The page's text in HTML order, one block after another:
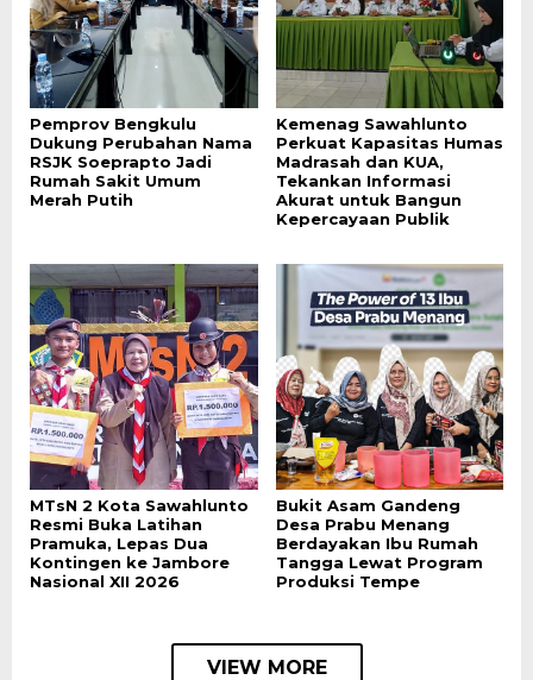
Pemprov Bengkulu
Dukung Perubahan Nama
RSJK Soeprapto Jadi
Rumah Sakit Umum
Merah Putih
Kemenag Sawahlunto
Perkuat Kapasitas Humas
Madrasah dan KUA,
Tekankan Informasi
Akurat untuk Bangun
Kepercayaan Publik
MTsN 2 Kota Sawahlunto
Resmi Buka Latihan
Pramuka, Lepas Dua
Kontingen ke Jambore
Nasional XII 2026
Bukit Asam Gandeng
Desa Prabu Menang
Berdayakan Ibu Rumah
Tangga Lewat Program
Produksi Tempe
VIEW MORE